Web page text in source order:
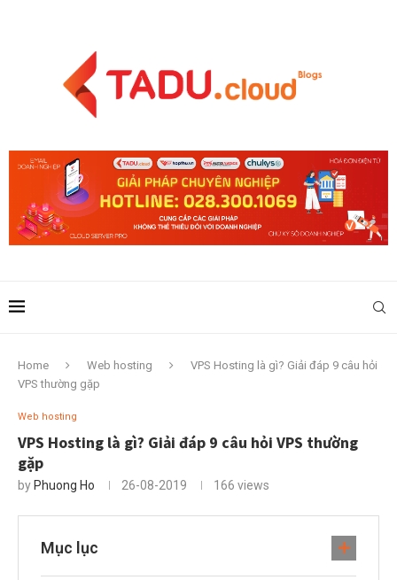
Home Web hosting
VPS Hosting là gì? Giải đáp 9 câu hỏi
VPS thường gặp
Web hosting
VPS Hosting là gì? Giải đáp 9 câu hỏi VPS thường
gặp
by Phuong Ho 26-08-2019 166 views
Mục lục